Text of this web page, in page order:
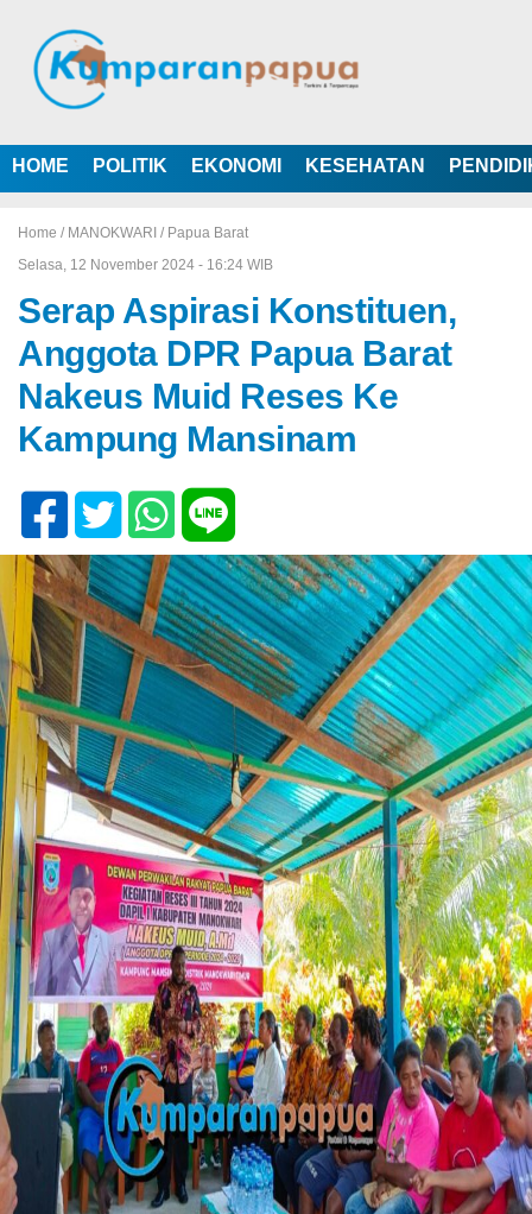
HOME POLITIK EKONOMI KESEHATAN
Home / MANOKWARI / Papua Barat
Selasa, 12 November 2024 - 16:24 WIB
Serap Aspirasi Konstituen,
Anggota DPR Papua Barat
Nakeus Muid Reses Ke
Kampung Mansinam